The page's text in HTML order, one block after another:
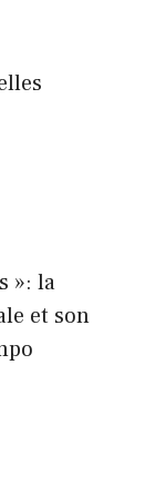
»: la
et son